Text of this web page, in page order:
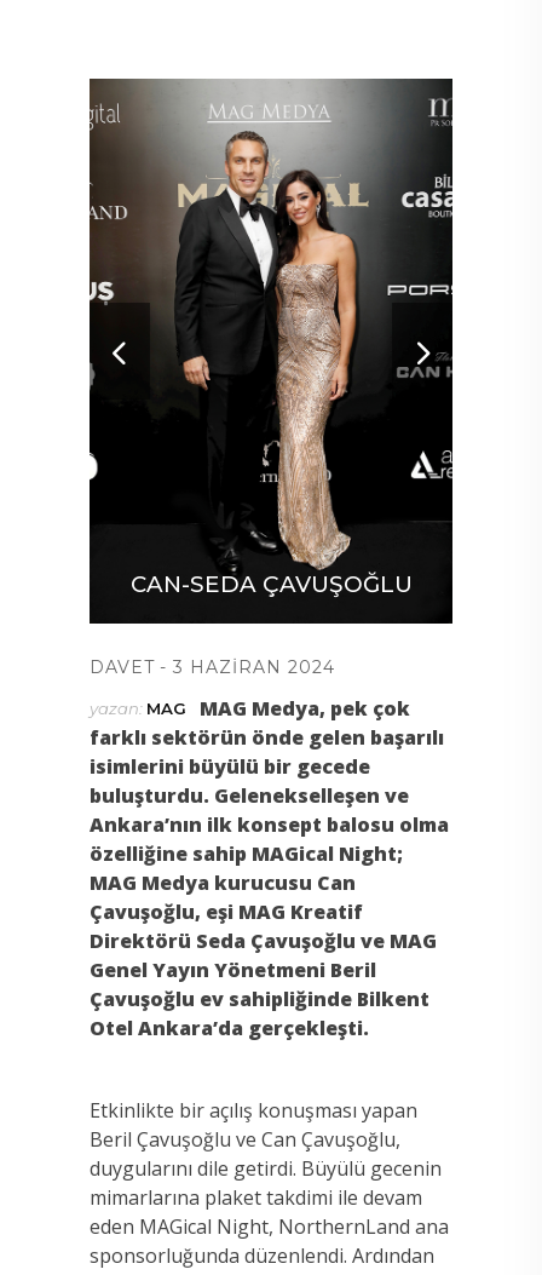
CAN-SEDA ÇAVUŞOĞLU
DAVET 3 HAZIRAN 2024
yazan: MAG MAG Medya, pek çok
farklı sektörün önde gelen başarılı
isimlerini büyülü bir gecede
buluşturdu. Gelenekselleşen ve
Ankara’nın ilk konsept balosu olma
özelliğine sahip MAGical Night;
MAG Medya kurucusu Can
Çavuşoğlu, eşi MAG Kreatif
Direktörü Seda Çavuşoğlu ve MAG
Genel Yayın Yönetmeni Beril
Çavuşoğlu ev sahipliğinde Bilkent
Otel Ankara’da gerçekleşti.
Etkinlikte bir açılış konuşması yapan
Beril Çavuşoğlu ve Can Çavuşoğlu,
duygularını dile getirdi. Büyülü gecenin
mimarlarına plaket takdimi ile devam
eden MAGical Night, NorthernLand ana
sponsorluğunda düzenlendi. Ardından